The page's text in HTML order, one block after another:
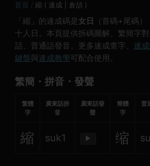
首頁 縮 ( 速成 | 倉頡 )
「縮」的速成碼是 女日
（首碼+尾碼
十人日。本頁提供拆碼圖解、繁簡字
話、普通話發音。更多速成查字、 速
鍵盤與速成教學可配合使用。
繁簡・拼音・發聲
繁體
字
廣東話拼
音
廣東話發
聲
簡體
字
普
縮 suk1 ▶ 缩